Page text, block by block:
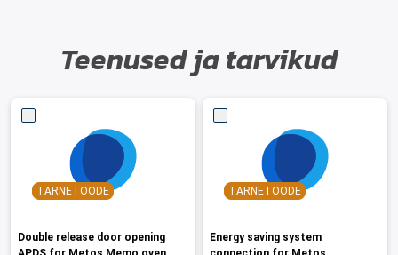
Teenused ja tarvikud
TARNETOODE
Double release door opening
TARNETOODE
Energy saving system